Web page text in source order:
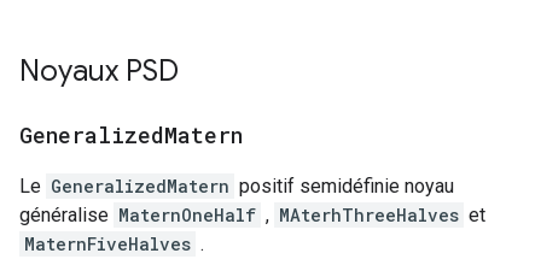
    array([[ 3.251305  , -0.5790973 ,  0.42745453],
[-1.562331  ,  0.3006323 ,  0.635732  ]],
)
  group_scale=PerReplica:{
0: <tf.Tensor: shape=(3,), dtype=float32,
1: <tf.Tensor: shape=(3,), dtype=float32,
    },
Noyaux PSD
GeneralizedMatern
Le GeneralizedMatern positif semidéfinie noyau
généralise MaternOneHalf , MAterhThreeHalves et
MaternFiveHalves .